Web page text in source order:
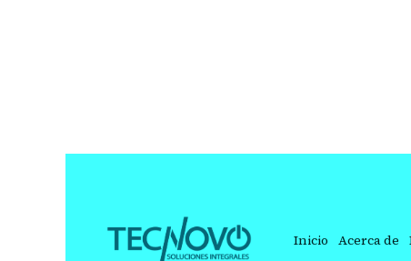
Inicio Acerca de